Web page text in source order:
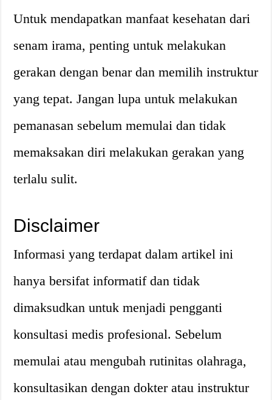
Untuk mendapatkan manfaat kesehatan dari
senam irama, penting untuk melakukan
gerakan dengan benar dan memilih instruktur
yang tepat. Jangan lupa untuk melakukan
pemanasan sebelum memulai dan tidak
memaksakan diri melakukan gerakan yang
terlalu sulit.
Disclaimer
Informasi yang terdapat dalam artikel ini
hanya bersifat informatif dan tidak
dimaksudkan untuk menjadi pengganti
konsultasi medis profesional. Sebelum
memulai atau mengubah rutinitas olahraga,
konsultasikan dengan dokter atau instruktur